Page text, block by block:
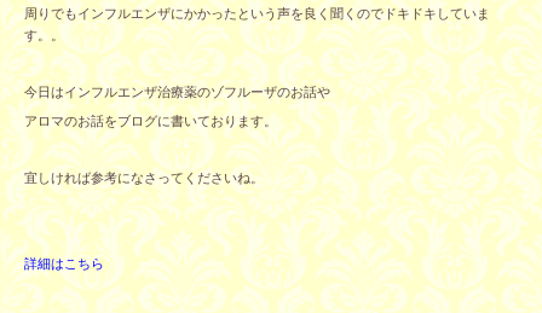
周りでもインフルエンザにかかったという声を良く聞くのでドキドキしていま
す。。
今日はインフルエンザ治療薬のゾフルーザのお話や
アロマのお話をブログに書いております。
宜しければ参考になさってくださいね。
詳細はこちら